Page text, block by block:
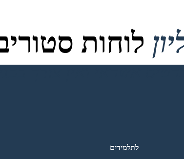
לוחות
לתלמידים